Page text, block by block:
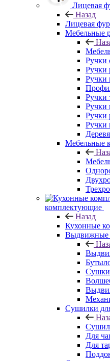
Лицевая
Назад
Лицевая
Мебельные
Ручки
Ручки
Ручки
Ручки
Ручки
Ручки
Ручки
Мебельные
комплектующие
Назад
Кухонные
Выдвижные
Сушилки
Для
Для